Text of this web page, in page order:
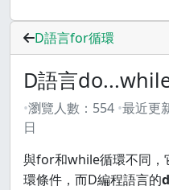
D語言for循環
D語言
瀏覽人數： 554 最近更
日
與for和while循環不同，
環條件，而D編程語言的